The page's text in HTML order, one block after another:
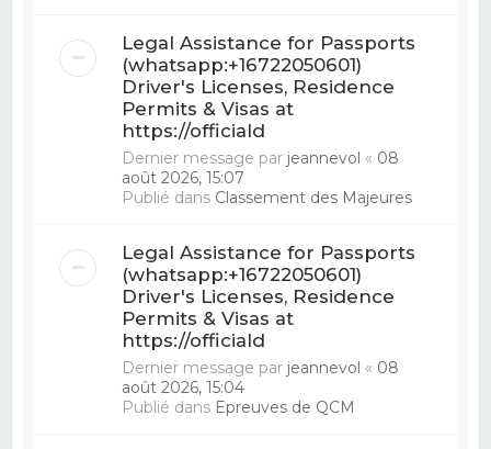
Legal Assistance for Passports
(whatsapp:+16722050601)
Driver's Licenses, Residence
Permits & Visas at
https://officiald
Dernier message par jeannevol « 08
août 2026, 15:07
Publié dans Classement des Majeures
Legal Assistance for Passports
(whatsapp:+16722050601)
Driver's Licenses, Residence
Permits & Visas at
https://officiald
Dernier message par jeannevol « 08
août 2026, 15:04
Publié dans Epreuves de QCM